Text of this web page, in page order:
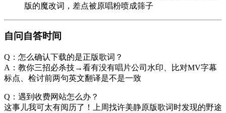
版的魔改词，差点被原唱粉喷成筛子
自问自答时间
Q：怎么确认下载的是正版歌词？
A：教你三招必杀技→看有没有唱片公司水印、比对MV字幕
标点、检讨前两句英文翻译是不是一致
Q：遇到收费网站怎么办？
这事儿我可太有阅历了！上周找许美静原版歌词时发现的野途